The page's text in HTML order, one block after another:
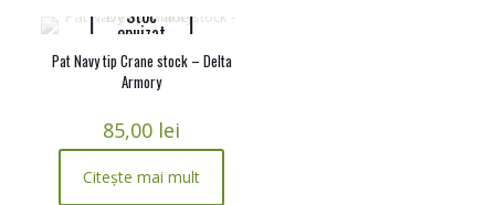
Stoc
epuizat
Pat Navy tip Crane stock – Delta
Armory
85,00 lei
Citește mai mult